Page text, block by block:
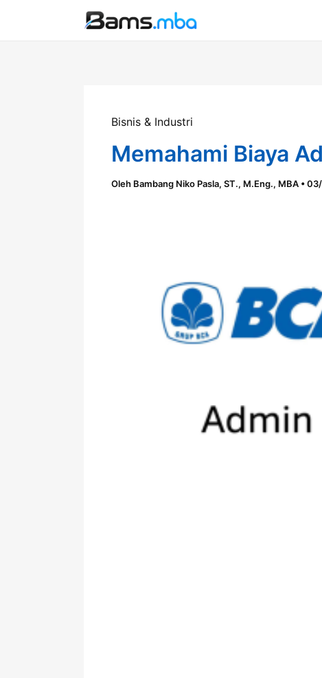
Bisnis & Industri
Memahami Biaya
Oleh Bambang Niko Pasla, ST., M.Eng., MBA •